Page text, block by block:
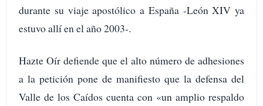
durante su viaje apostólico a España -León XIV ya
estuvo allí en el año 2003-.
Hazte Oír defiende que el alto número de adhesiones
a la petición pone de manifiesto que la defensa del
Valle de los Caídos cuenta con «un amplio respaldo